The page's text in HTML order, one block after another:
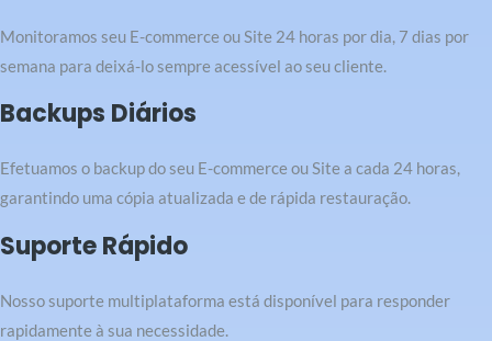
Monitoramos seu E-commerce ou Site 24 horas por dia, 7 dias por
semana para deixá-lo sempre acessível ao seu cliente.
Backups Diários
Efetuamos o backup do seu E-commerce ou Site a cada 24 horas,
garantindo uma cópia atualizada e de rápida restauração.
Suporte Rápido
Nosso suporte multiplataforma está disponível para responder
rapidamente à sua necessidade.